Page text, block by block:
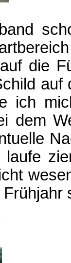
die
auf
ich
dem
laufe